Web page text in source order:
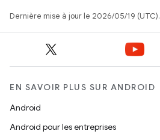
Dernière mise à jour le 2026/05/19 (UTC).
EN SAVOIR PLUS SUR ANDROID
Android
Android pour les entreprises